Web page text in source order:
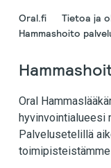
Oral.fi Tietoa ja
Hammashoito
Oral
hyvinvointialueesi
Palvelusetelillä
toimipisteistämme